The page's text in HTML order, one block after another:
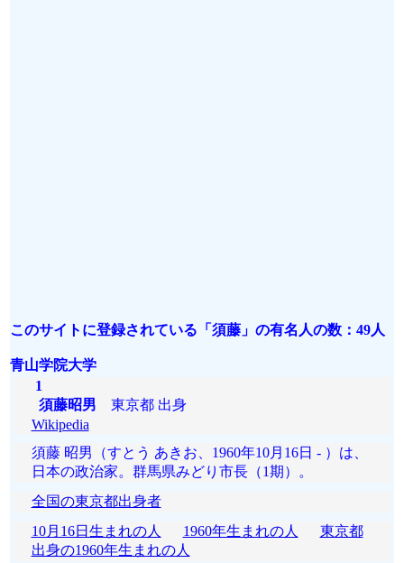
このサイトに登録されている「須藤」の有名人の数：49人
青山学院大学
1
須藤昭男 東京都 出身
Wikipedia
須藤 昭男（すとう あきお、1960年10月16日 - ）は、
日本の政治家。群馬県みどり市長（1期）。
全国の東京都出身者
10月16日生まれの人
1960年生まれの人
東京都
出身の1960年生まれの人